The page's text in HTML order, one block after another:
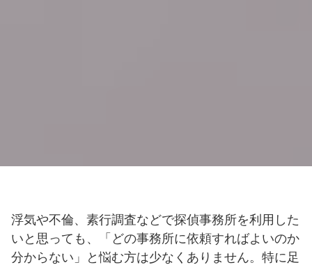
浮気や不倫、素行調査などで探偵事務所を利用した
いと思っても、「どの事務所に依頼すればよいのか
分からない」と悩む方は少なくありません。特に足